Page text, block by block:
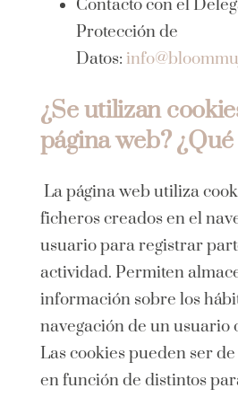
Contacto con el
Protección de
Datos:
¿Se utilizan
página web?
La página web utiliza
ficheros creados en el
usuario para registrar
actividad. Permiten
información sobre los
navegación de un usuario
Las cookies pueden ser
en función de distintos